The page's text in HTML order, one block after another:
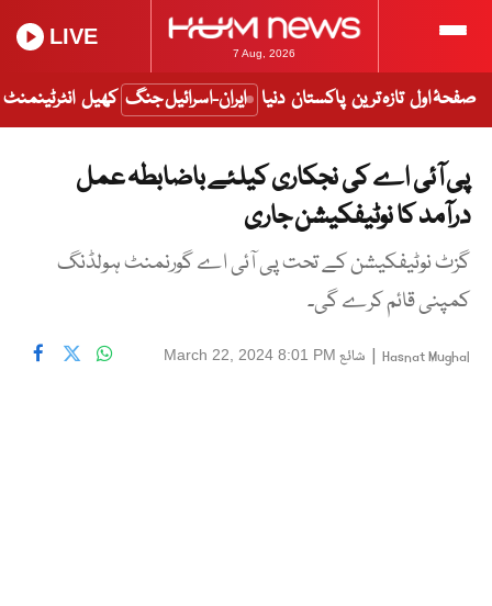
7 Aug, 2026
LIVE
صفحۂ اول تازہ ترین پاکستان دنیا ایران-اسرائیل جنگ کھیل انٹرٹینمنٹ
پی آئی اے کی نجکاری کیلئے باضابطہ عمل
درآمد کا نوٹیفکیشن جاری
گزٹ نوٹیفکیشن کے تحت پی آئی اے گورنمنٹ ہولڈنگ
کمپنی قائم کرے گی۔
Hasnat Mughal
| شائع March 22, 2024 8:01 PM